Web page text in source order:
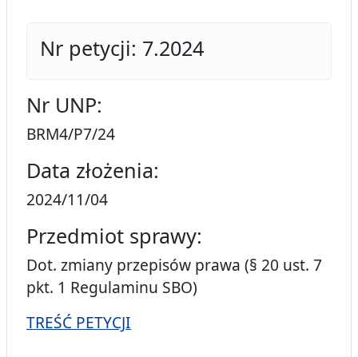
Nr petycji: 7.2024
Nr UNP:
BRM4/P7/24
Data złożenia:
2024/11/04
Przedmiot sprawy:
Dot. zmiany przepisów prawa (§ 20 ust. 7
pkt. 1 Regulaminu SBO)
TREŚĆ PETYCJI